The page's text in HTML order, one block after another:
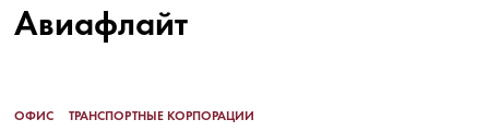
Авиафлайт
ОФИС
ТРАНСПОРТНЫЕ КОРПОРАЦИИ